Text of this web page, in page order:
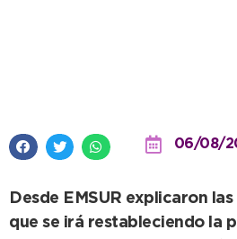
06/08/
Desde EMSUR explicaron
que se irá restableciendo la